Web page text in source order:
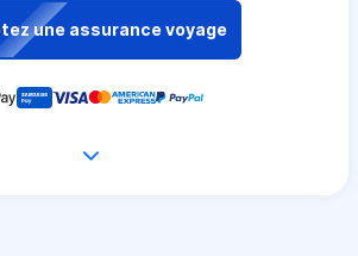
une assurance voyage